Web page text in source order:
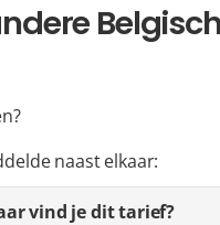
naast elkaar:
vind je dit tarief?